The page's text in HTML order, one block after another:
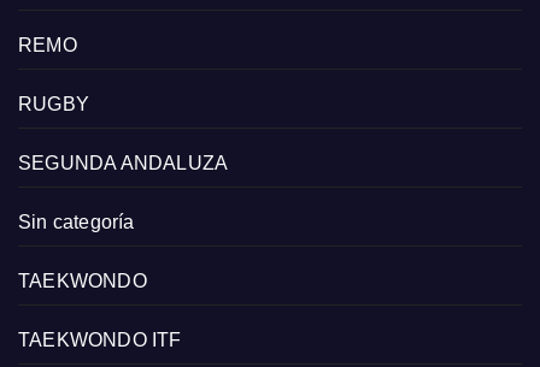
REMO
RUGBY
SEGUNDA ANDALUZA
Sin categoría
TAEKWONDO
TAEKWONDO ITF